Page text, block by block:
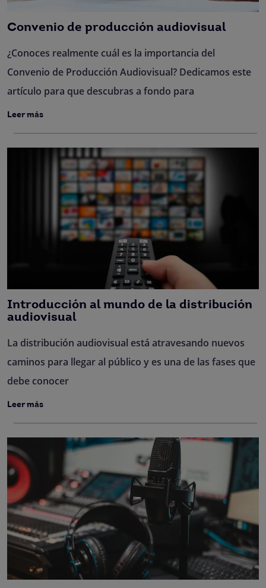
Convenio de producción audiovisual
¿Conoces realmente cuál es la importancia del
Convenio de Producción Audiovisual? Dedicamos este
artículo para que descubras a fondo para
Leer más
Introducción al mundo de la distribución
audiovisual
La distribución audiovisual está atravesando nuevos
caminos para llegar al público y es una de las fases que
debe conocer
Leer más